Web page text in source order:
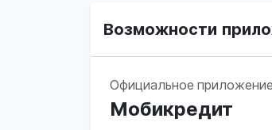
Возможности
Официальное приложение
Мобикредит